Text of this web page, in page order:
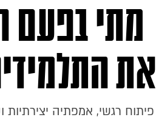
מתי בפעם
את
פיתוח רגשי, אמפתיה